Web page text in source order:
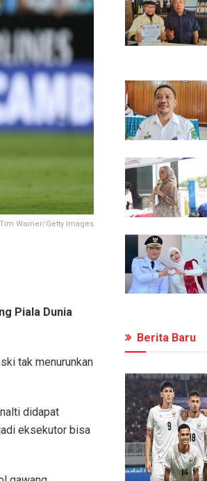
Warner/Getty Images
Piala Dunia
tak menurunkan
didapat
eksekutor bisa
Berita Baru